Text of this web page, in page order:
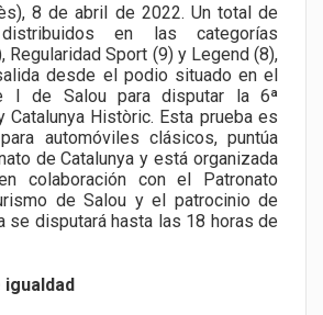
8 de abril de 2022. Un total de
en las categorías
Regularidad Sport (9) y Legend (8),
desde el podio situado en el
I de Salou para disputar la 6ª
Catalunya Històric. Esta prueba es
automóviles clásicos, puntúa
de Catalunya y está organizada
colaboración con el Patronato
de Salou y el patrocinio de
se disputará hasta las 18 horas de
igualdad